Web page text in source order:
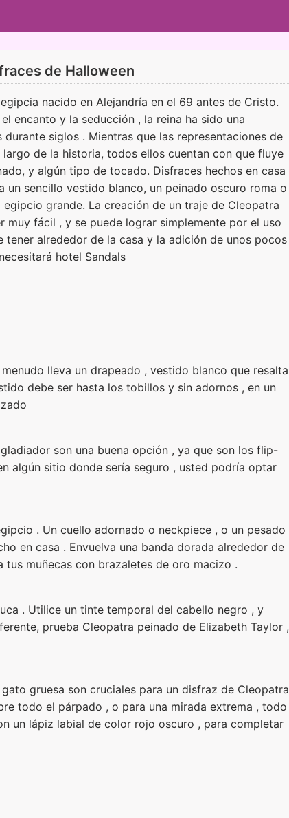
de Halloween
nacido en Alejandría en el 69 antes de Cristo.
encanto y la seducción , la reina ha sido una
durante siglos . Mientras que las representaciones de
de la historia, todos ellos cuentan con que fluye
y algún tipo de tocado. Disfraces hechos en casa
un sencillo vestido blanco, un peinado oscuro roma o
grande. La creación de un traje de Cleopatra
muy fácil , y se puede lograr simplemente por el uso
tener alrededor de la casa y la adición de unos pocos
hotel Sandals
lleva un drapeado , vestido blanco que resalta
debe ser hasta los tobillos y sin adornos , en un
son una buena opción , ya que son los flip-
algún sitio donde sería seguro , usted podría optar
. Un cuello adornado o neckpiece , o un pesado
en casa . Envuelva una banda dorada alrededor de
muñecas con brazaletes de oro macizo .
. Utilice un tinte temporal del cabello negro , y
prueba Cleopatra peinado de Elizabeth Taylor ,
gruesa son cruciales para un disfraz de Cleopatra
todo el párpado , o para una mirada extrema , todo
un lápiz labial de color rojo oscuro , para completar